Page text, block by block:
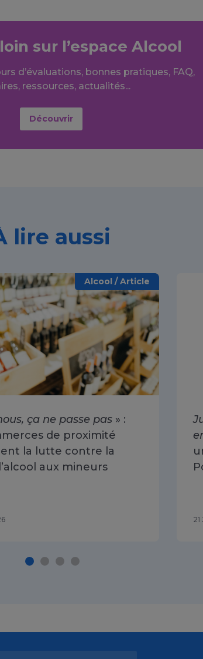
sur l’espace Alcool
d’évaluations, bonnes pratiques, FAQ,
ressources, actualités...
Découvrir
lire aussi
Alcool / Article
ça ne passe pas » :
de proximité
la lutte contre la
aux mineurs